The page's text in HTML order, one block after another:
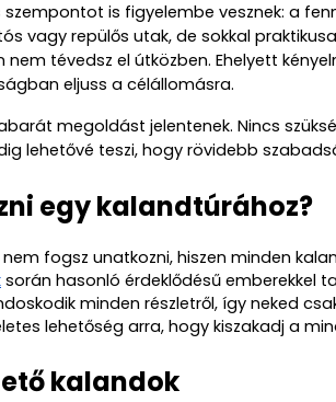
is figyelembe vesznek: a
vagy repülős utak, de sokkal
tévedsz el útközben. Ehelyett
eljuss a célállomásra.
megoldást jelentenek. Nincs
lehetővé teszi, hogy rövidebb
egy kalandtúrához?
fogsz unatkozni, hiszen minden
során hasonló érdeklődésű emberekkel
minden részletről, így neked
lehetőség arra, hogy kiszakadj a
kalandok